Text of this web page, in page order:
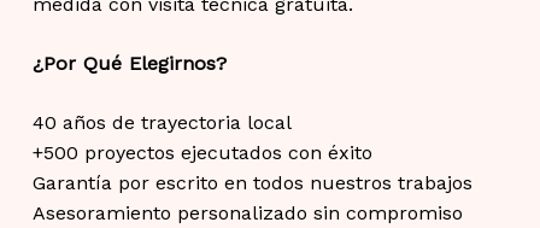
¿Por Qué Elegirnos?
40 años de trayectoria local
+500 proyectos ejecutados con éxito
Garantía por escrito en todos nuestros trabajos
Asesoramiento personalizado sin compromiso